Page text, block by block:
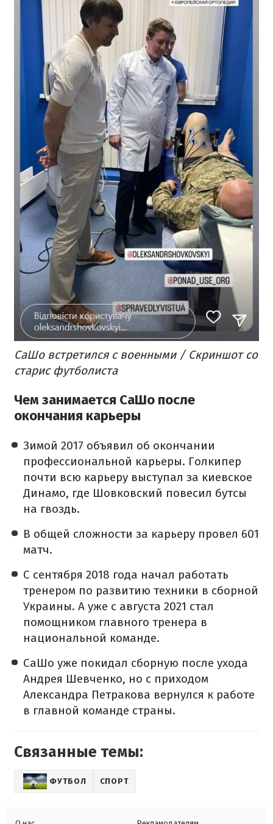
СаШо встретился с военными / Скриншот со
старис футболиста
Чем занимается СаШо после
окончания карьеры
Зимой 2017 объявил об окончании
профессиональной карьеры. Голкипер
почти всю карьеру выступал за киевское
Динамо, где Шовковский повесил бутсы
на гвоздь.
В общей сложности за карьеру провел 601
матч.
С сентября 2018 года начал работать
тренером по развитию техники в сборной
Украины. А уже с августа 2021 стал
помощником главного тренера в
национальной команде.
СаШо уже покидал сборную после ухода
Андрея Шевченко, но с приходом
Александра Петракова вернулся к работе
в главной команде страны.
Связанные темы:
ФУТБОЛ СПОРТ